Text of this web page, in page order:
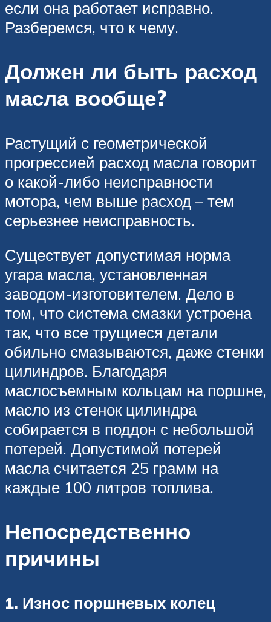
если она работает исправно.
Разберемся, что к чему.
Должен ли быть расход
масла вообще?
Растущий с геометрической
прогрессией расход масла говорит
о какой-либо неисправности
мотора, чем выше расход – тем
серьезнее неисправность.
Существует допустимая норма
угара масла, установленная
заводом-изготовителем. Дело в
том, что система смазки устроена
так, что все трущиеся детали
обильно смазываются, даже стенки
цилиндров. Благодаря
маслосъемным кольцам на поршне,
масло из стенок цилиндра
собирается в поддон с небольшой
потерей. Допустимой потерей
масла считается 25 грамм на
каждые 100 литров топлива.
Непосредственно
причины
1. Износ поршневых колец